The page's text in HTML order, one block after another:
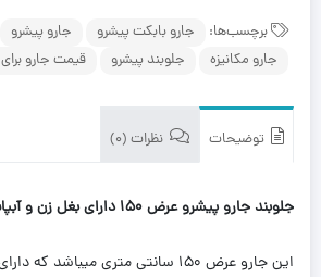
برچسب‌ها: جارو بابکت پیشرو جارو پیشرو
جارو مکانیزه
جلوبند پیشرو قیمت جارو
توضیحات نظرات (0)
جلوبند جارو پیشرو عرض 150 دارای بغل زن و آبپاش
این جارو عرض 150 سانتی متری